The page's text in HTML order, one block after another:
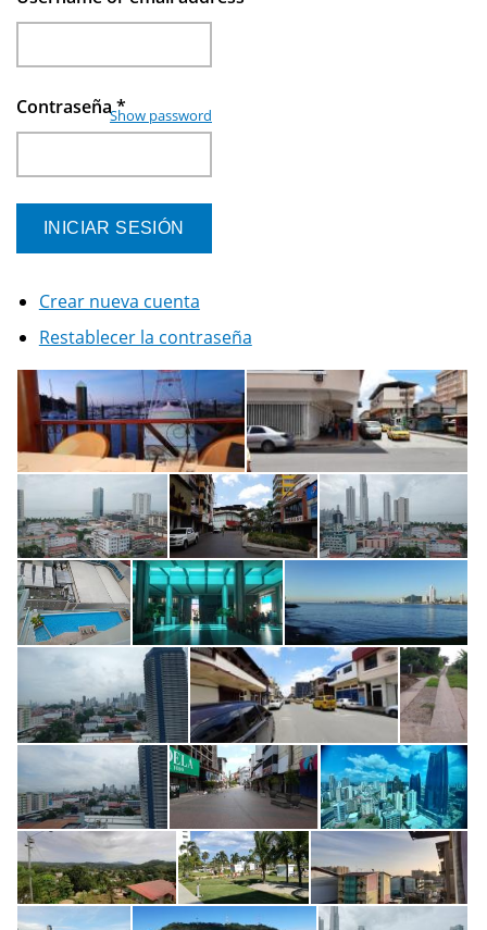
Contraseña*
Show password
Crear nueva cuenta
Restablecer la contraseña